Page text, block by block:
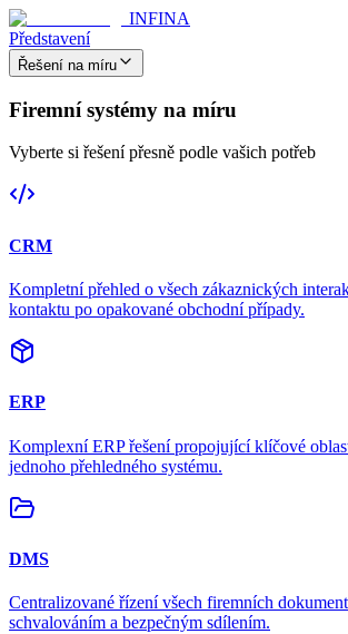
INFINA
Představení
Řešení na míru
Firemní systémy na míru
Vyberte si řešení přesně podle vašich potřeb
CRM
Kompletní přehled o všech zákaznických
kontaktu po opakované obchodní případy.
ERP
Komplexní ERP řešení propojující klíčové
jednoho přehledného systému.
DMS
Centralizované řízení všech firemních
schvalováním a bezpečným sdílením.